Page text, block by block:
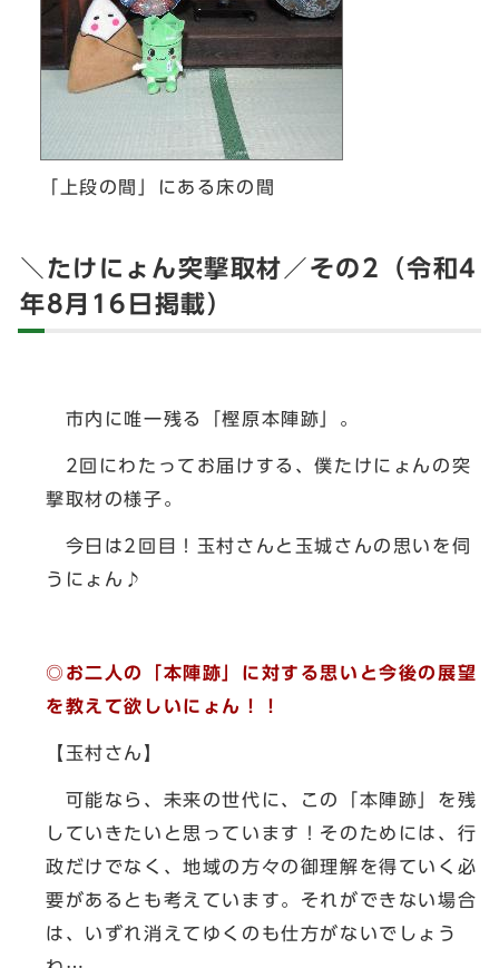
「上段の間」にある床の間
＼たけにょん突撃取材／その2（令和4
年8月16日掲載）
市内に唯一残る「樫原本陣跡」。
2回にわたってお届けする、僕たけにょんの突
撃取材の様子。
今日は2回目！玉村さんと玉城さんの思いを伺
うにょん♪
◎お二人の「本陣跡」に対する思いと今後の展望
を教えて欲しいにょん！！
【玉村さん】
可能なら、未来の世代に、この「本陣跡」を残
していきたいと思っています！そのためには、行
政だけでなく、地域の方々の御理解を得ていく必
要があるとも考えています。それができない場合
は、いずれ消えてゆくのも仕方がないでしょう